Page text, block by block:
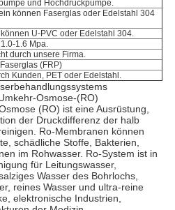
und Hochdruckpumpe.
können Faserglas oder Edelstahl 304
U-PVC oder Edelstahl 304.
1.6 Mpa.
durch unsere Firma.
(FRP)
Kunden, PET oder Edelstahl.
Osmose-(RO)
(RO) ist eine Ausrüstung,
der Druckdifferenz der halb
Ro-Membranen können
schädliche Stoffe, Bakterien,
im Rohwasser. Ro-System ist in
für Leitungswasser,
Wasser des Bohrlochs,
reines Wasser und ultra-reine
elektronische Industrien,